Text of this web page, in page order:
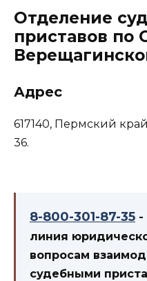
Отделение
приставов по
Адрес
617140, Пермский
36.
8-800-301-87-35 -
линия
вопросам
судебными